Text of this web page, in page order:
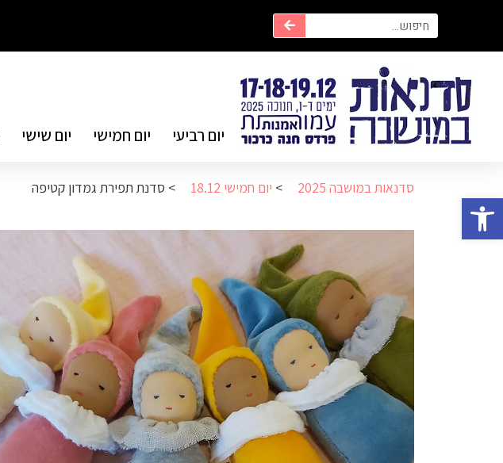
פתח סרגל נגישות
יום רביעי יום חמישי יום שישי
סדנאות במושבה 2025 > יום חמישי 18.12 > סדנת תפירת גמדון קטיפה